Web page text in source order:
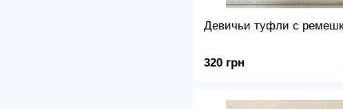
Девичьи туфли с
320 грн